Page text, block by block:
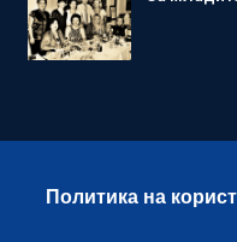
Политика на